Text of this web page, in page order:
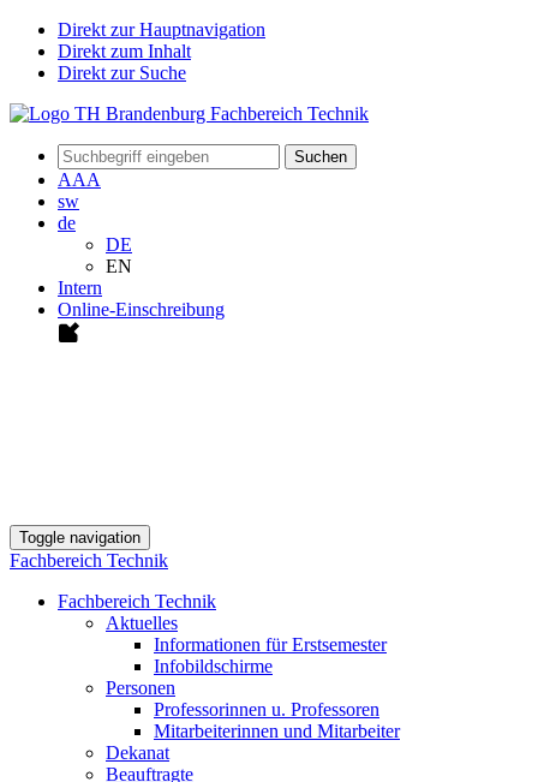
Direkt zur Hauptnavigation
Direkt zum Inhalt
Direkt zur Suche
Suchen
AAA
sw
de
DE
EN
Intern
Online-Einschreibung
Toggle navigation
Fachbereich Technik
Fachbereich Technik
Aktuelles
Informationen für Erstsemester
Infobildschirme
Personen
Professorinnen u. Professoren
Mitarbeiterinnen und Mitarbeiter
Dekanat
Beauftragte